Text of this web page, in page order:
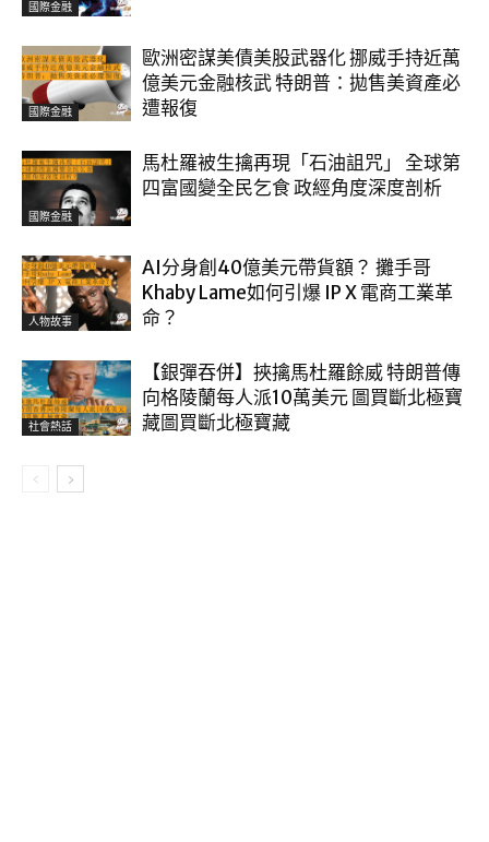
國際金融
國際金融
歐洲密謀美債美股武器化 挪威手持近萬
億美元金融核武 特朗普：拋售美資產必
遭報復
國際金融
馬杜羅被生擒再現「石油詛咒」 全球第
四富國變全民乞食 政經角度深度剖析
人物故事
AI分身創40億美元帶貨額？ 攤手哥
Khaby Lame如何引爆 IP X 電商工業革
命？
社會熱話
【銀彈吞併】挾擒馬杜羅餘威 特朗普傳
向格陵蘭每人派10萬美元 圖買斷北極寶
藏圖買斷北極寶藏